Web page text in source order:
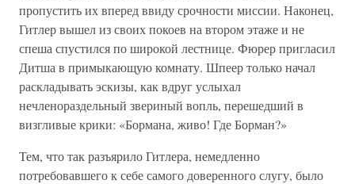
пропустить их вперед ввиду срочности миссии. Наконец,
Гитлер вышел из своих покоев на втором этаже и не
спеша спустился по широкой лестнице. Фюрер пригласил
Дитша в примыкающую комнату. Шпеер только начал
раскладывать эскизы, как вдруг услыхал
нечленораздельный звериный вопль, перешедший в
визгливые крики: «Бормана, живо! Где Борман?»
Тем, что так разъярило Гитлера, немедленно
потребовавшего к себе самого доверенного слугу, было